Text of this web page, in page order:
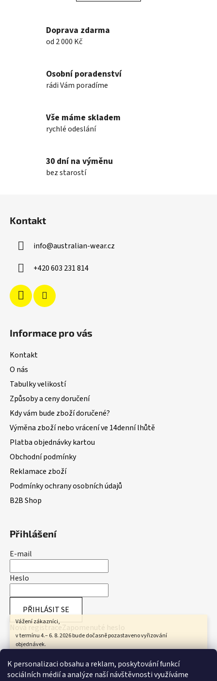
K personalizaci obsahu a reklam, poskytování funkcí
sociálních médií a analýze naší návštěvnosti využíváme
Vážení zákazníci,
v termínu 4.– 6. 8. 2026 bude dočasně pozastaveno vyřizování
objednávek.
8. 2026.
d
c
í
v
k
p
í
Doprava zdarma
od 2 000 Kč
Osobní poradenství
rádi Vám poradíme
Vše máme skladem
rychlé odeslání
30 dní na výměnu
bez starostí
Kontakt
info@australian-wear.cz
+420 603 231 814
Informace pro vás
Kontakt
O nás
Tabulky velikostí
Způsoby a ceny doručení
Kdy vám bude zboží doručené?
Výměna zboží nebo vrácení ve 14denní lhůtě
Platba objednávky kartou
Obchodní podmínky
Reklamace zboží
Podmínky ochrany osobních údajů
B2B Shop
Přihlášení
E-mail
Heslo
PŘIHLÁSIT SE
Nová registraceZapomenuté heslo
Přijímáme online platby